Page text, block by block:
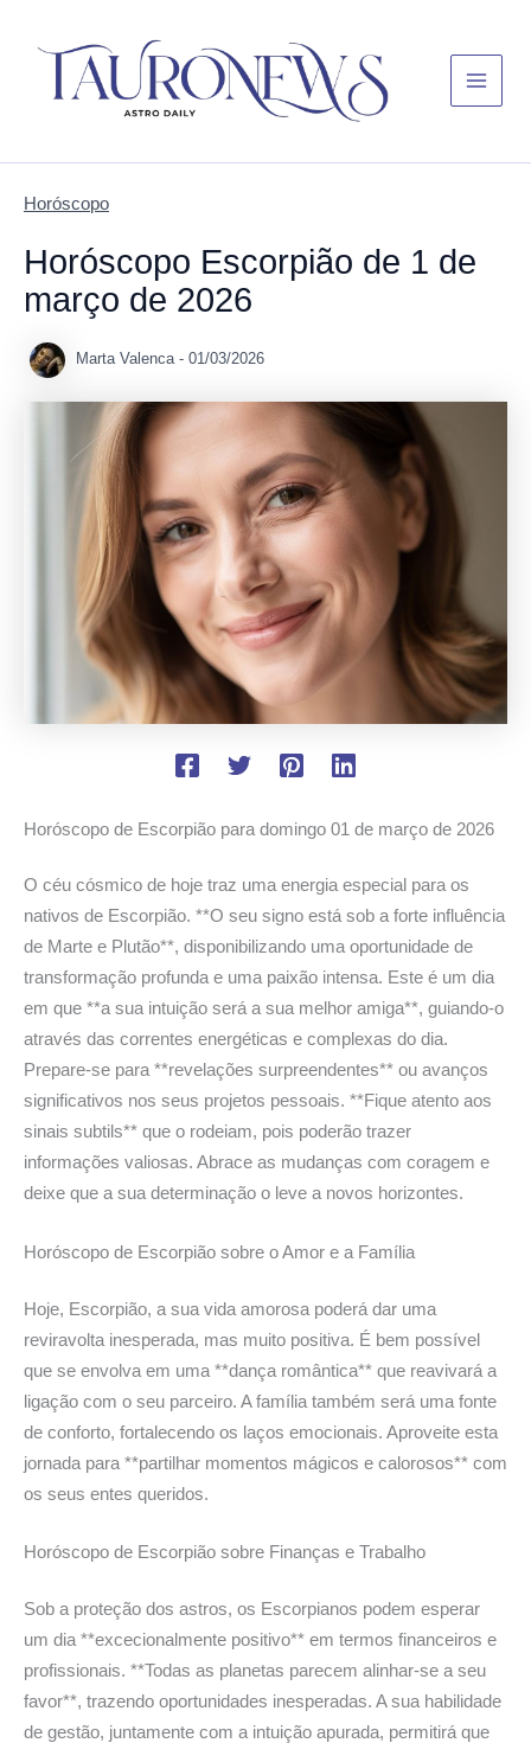
Menu
Horóscopo
Horóscopo Escorpião de 1 de
março de 2026
Marta Valenca - 01/03/2026
Horóscopo de Escorpião para domingo 01 de março de 2026
O céu cósmico de hoje traz uma energia especial para os
nativos de Escorpião. **O seu signo está sob a forte influência
de Marte e Plutão**, disponibilizando uma oportunidade de
transformação profunda e uma paixão intensa. Este é um dia
em que **a sua intuição será a sua melhor amiga**, guiando-o
através das correntes energéticas e complexas do dia.
Prepare-se para **revelações surpreendentes** ou avanços
significativos nos seus projetos pessoais. **Fique atento aos
sinais subtils** que o rodeiam, pois poderão trazer
informações valiosas. Abrace as mudanças com coragem e
deixe que a sua determinação o leve a novos horizontes.
Horóscopo de Escorpião sobre o Amor e a Família
Hoje, Escorpião, a sua vida amorosa poderá dar uma
reviravolta inesperada, mas muito positiva. É bem possível
que se envolva em uma **dança romântica** que reavivará a
ligação com o seu parceiro. A família também será uma fonte
de conforto, fortalecendo os laços emocionais. Aproveite esta
jornada para **partilhar momentos mágicos e calorosos** com
os seus entes queridos.
Horóscopo de Escorpião sobre Finanças e Trabalho
Sob a proteção dos astros, os Escorpianos podem esperar
um dia **excecionalmente positivo** em termos financeiros e
profissionais. **Todas as planetas parecem alinhar-se a seu
favor**, trazendo oportunidades inesperadas. A sua habilidade
de gestão, juntamente com a intuição apurada, permitirá que